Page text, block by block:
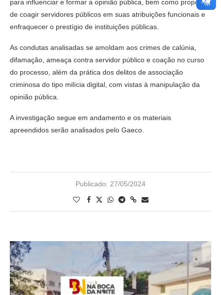
para influenciar e formar a opinião pública, bem como propósito
de coagir servidores públicos em suas atribuições funcionais e
enfraquecer o prestígio de instituições públicas.
As condutas analisadas se amoldam aos crimes de calúnia,
difamação, ameaça contra servidor público e coação no curso
do processo, além da prática dos delitos de associação
criminosa do tipo milícia digital, com vistas à manipulação da
opinião pública.
A investigação segue em andamento e os materiais
apreendidos serão analisados pelo Gaeco.
Publicado: 27/05/2024